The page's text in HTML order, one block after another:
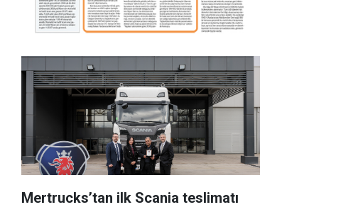
Mertrucks’tan ilk Scania teslimatı